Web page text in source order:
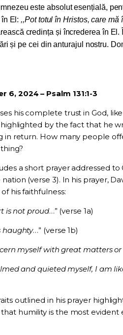
este absolut esențială,
El : ,,Pot totul în Hristos, care mă
credința și încrederea în
și pe cei din anturajul nostru.
6, 2024 – Psalm 131:1-3
his complete trust in God,
highlighted by the fact that he
in return. How many people
a short prayer addressed to
(verse 3). In his prayer,
his faithfulness:
is not proud…” (verse 1a)
haughty…” (verse 1b)
myself with great matters
and quieted myself, I am
outlined in his prayer
humility is the most evident